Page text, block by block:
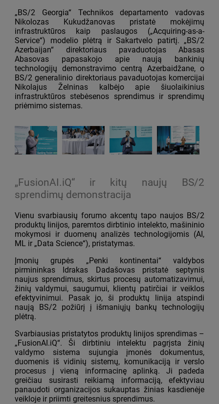
„BS/2 Georgia“ Technikos departamento vadovas
Nikolozas Kukudžanovas pristatė mokėjimų
infrastruktūros kaip paslaugos („Acquiring-as-a-
Service“) modelio plėtrą ir Sakartvelo patirtį. „BS/2
Azerbaijan“ direktoriaus pavaduotojas Abasas
Abasovas papasakojo apie naują bankinių
technologijų demonstravimo centrą Azerbaidžane, o
BS/2 generalinio direktoriaus pavaduotojas komercijai
Nikolajus Želninas kalbėjo apie šiuolaikinius
infrastruktūros stebėsenos sprendimus ir sprendimų
priėmimo sistemas.
„FusionAI.iQ“ ir kitų naujų BS/2
sprendimų demonstracija
Vienu svarbiausių forumo akcentų tapo naujos BS/2
produktų linijos, paremtos dirbtinio intelekto, mašininio
mokymosi ir duomenų analizės technologijomis (AI,
ML ir „Data Science“), pristatymas.
Įmonių grupės „Penki kontinentai“ valdybos
pirmininkas Idrakas Dadašovas pristatė septynis
naujus sprendimus, skirtus procesų automatizavimui,
žinių valdymui, saugumui, klientų patirčiai ir veiklos
efektyvinimui. Pasak jo, ši produktų linija atspindi
naują BS/2 požiūrį į išmaniųjų bankų technologijų
plėtrą.
Svarbiausias pristatytos produktų linijos sprendimas –
„FusionAI.iQ“. Ši dirbtiniu intelektu pagrįsta žinių
valdymo sistema sujungia įmonės dokumentus,
duomenis iš vidinių sistemų, komunikaciją ir verslo
procesus į vieną informacinę aplinką. Ji padeda
greičiau susirasti reikiamą informaciją, efektyviau
panaudoti organizacijos sukauptas žinias kasdienėje
veikloje ir priimti greitesnius sprendimus.